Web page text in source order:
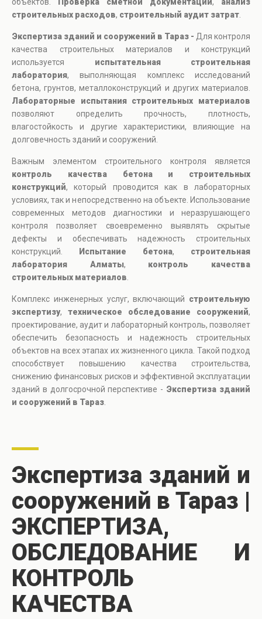
строительных расходов, строительный аудит затрат
Экспертиза зданий и сооружений в Тараз - Для контроля
качества строительных материалов и конструкций
используется испытательная строительная
лаборатория, выполняющая комплекс исследований
бетона, грунтов, металлоконструкций и других материалов.
Лабораторные испытания строительных материалов
позволяют определить прочность, плотность,
влагостойкость и другие характеристики, влияющие на
долговечность зданий и сооружений.
Важным элементом строительного контроля является
контроль качества бетона и строительных
конструкций, который проводится как в лабораторных
условиях, так и непосредственно на объекте. Использование
современных методов диагностики и неразрушающего
контроля позволяет своевременно выявлять скрытые
дефекты и обеспечивать надежность строительных
конструкций.
Испытание бетона, строительная
лаборатория Алматы, контроль качества
строительных материалов
Комплекс инженерных услуг, включающий строительную
экспертизу, техническое обследование сооружений,
проектирование, аудит и лабораторный контроль, позволяет
обеспечить безопасность и надежность строительных
объектов на всех этапах их жизненного цикла. Такой подход
способствует повышению качества строительства,
снижению финансовых рисков и эффективной эксплуатации
зданий в долгосрочной перспективе - Экспертиза зданий
и сооружений в Тараз
Экспертиза зданий и
сооружений в Тараз |
ЭКСПЕРТИЗА,
ОБСЛЕДОВАНИЕ И
КОНТРОЛЬ
КАЧЕСТВА